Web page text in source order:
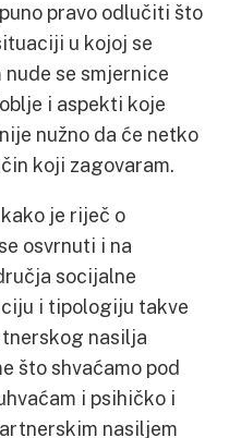
pravo odlučiti što
u kojoj se
se smjernice
i aspekti koje
nužno da će netko
koji zagovaram.
je riječ o
osvrnuti i na
socijalne
i tipologiju takve
nasilja
što shvaćamo pod
i psihičko i
nasiljem